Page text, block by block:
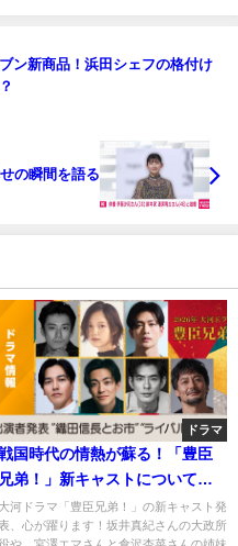
ン新商品！浜田シェフの格付け
の瞬間を語る
ドラマ
国時代の情熱が蘇る！「豊臣
兄弟！」新キャストについて徹
底分析
大河ドラマ「豊臣兄弟！」の新キャスト発
、心が躍ります！坂井真紀さんの大政所